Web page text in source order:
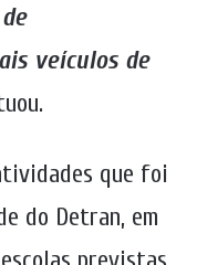
veículos de
que foi
do Detran, em